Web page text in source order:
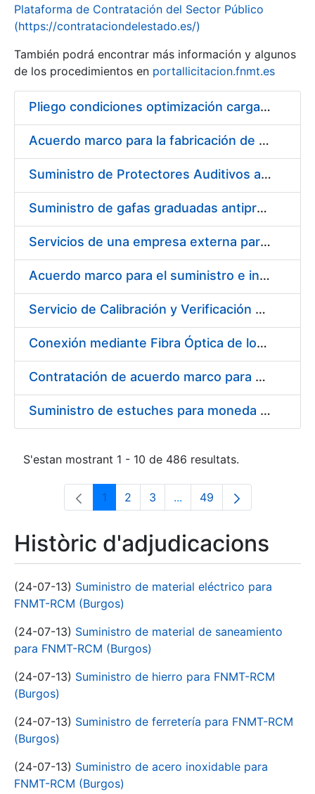
Mostra/Amaga
Plataforma de Contratación del Sector Público
(https://contrataciondelestado.es/)
También podrá encontrar más información y algunos
de los procedimientos en portallicitacion.fnmt.es
Pliego condiciones optimización cargas compras firmado
Acuerdo marco para la fabricación de piezas
Suministro de Protectores Auditivos a medida para las personas trabajadoras de los Centros de Trabajo de Madrid y Burgos
Suministro de gafas graduadas antiproyecciones para los trabajadores de la FNMT-RCM en los centros de trabajo de Madrid y Burgos
Servicios de una empresa externa para el asesoramiento y resolución de los recursos de alzada que se presentan relacionados con procesos de selección para la FNMT-RCM
Acuerdo marco para el suministro e instalación de persianas, estores y otros complementos
Servicio de Calibración y Verificación Externa de los Equipos de Medición del Servicio de Prevención de la FNMT-RCM
Conexión mediante Fibra Óptica de los Centros de Proceso de Datos (CPDs) de las sedes de la FNMT-RCM de Burgos y Madrid
Contratación de acuerdo marco para el Suministro de Material de Electricidad para la Fábrica Nacional de Moneda y Timbre-Real Casa de la Moneda en su centro de trabajo de Burgos
Suministro de estuches para moneda de 30 €
S'estan mostrant 1 - 10 de 486 resultats.
Pàgina
1 Pàgina
2 Pàgina
3 ...Pàgines intermèdies
Pàgina
49
Històric d'adjudicacions
(24-07-13) Suministro de material eléctrico para
FNMT-RCM (Burgos)
(24-07-13) Suministro de material de saneamiento
para FNMT-RCM (Burgos)
(24-07-13) Suministro de hierro para FNMT-RCM
(Burgos)
(24-07-13) Suministro de ferretería para FNMT-RCM
(Burgos)
(24-07-13) Suministro de acero inoxidable para
FNMT-RCM (Burgos)